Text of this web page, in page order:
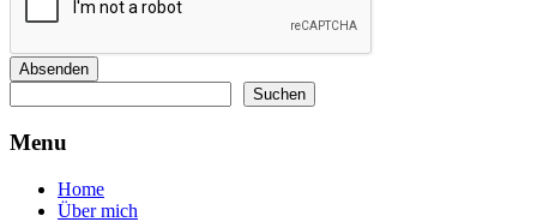
Absenden
Suchen
Menu
Home
Über mich